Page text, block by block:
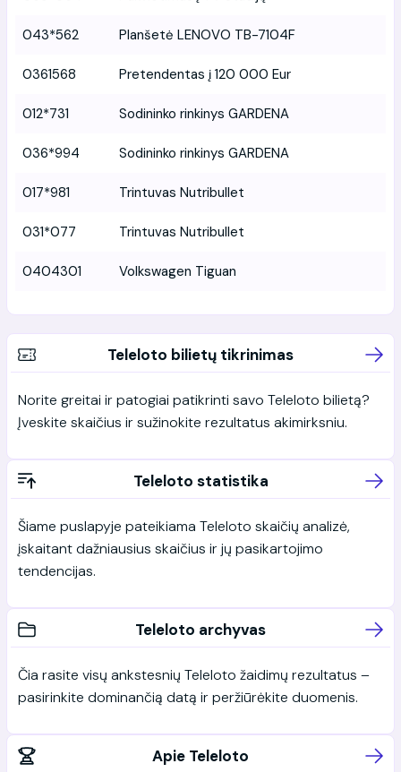
043*562 Planšetė LENOVO TB-7104F
0361568 Pretendentas į 120 000 Eur
012*731 Sodininko rinkinys GARDENA
036*994 Sodininko rinkinys GARDENA
017*981 Trintuvas Nutribullet
031*077 Trintuvas Nutribullet
0404301 Volkswagen Tiguan
Teleloto bilietų tikrinimas
Norite greitai ir patogiai patikrinti savo Teleloto bilietą?
Įveskite skaičius ir sužinokite rezultatus akimirksniu.
Teleloto statistika
Šiame puslapyje pateikiama Teleloto skaičių analizė,
įskaitant dažniausius skaičius ir jų pasikartojimo
tendencijas.
Teleloto archyvas
Čia rasite visų ankstesnių Teleloto žaidimų rezultatus –
pasirinkite dominančią datą ir peržiūrėkite duomenis.
Apie Teleloto